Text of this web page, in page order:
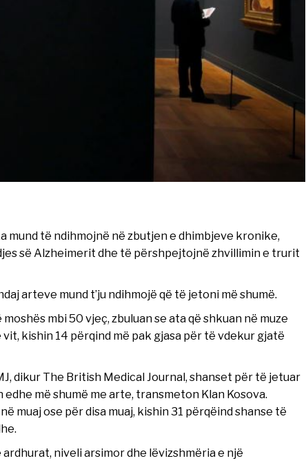
mund të ndihmojnë në zbutjen e dhimbjeve kronike,
së Alzheimerit dhe të përshpejtojnë zhvillimin e trurit
arteve mund t’ju ndihmojë që të jetoni më shumë.
mbi 50 vjeç, zbuluan se ata që shkuan në muze
kishin 14 përqind më pak gjasa për të vdekur gjatë
dikur The British Medical Journal, shanset për të jetuar
më shumë me arte, transmeton Klan Kosova.
muaj ose për disa muaj, kishin 31 përqëind shanse të
niveli arsimor dhe lëvizshmëria e një